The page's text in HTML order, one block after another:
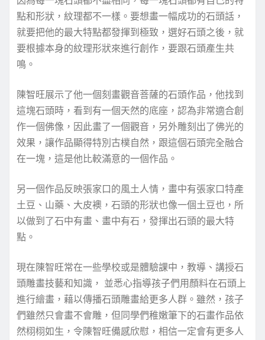
點和形狀，紋理都不一樣。要想畫一幅成功的石頭話，
就要把他的最大特點都發揮到極致，選好石頭之後，就
要根據本身的紋理形狀來進行創作，要跟石頭產生共
鳴。
陳智旺展示了他一個刻畫觀音菩薩的石頭作品，他找到
這塊石頭時，看到有一個天然的底座，認為非常適合創
作一個佛像，因此畫了一個觀音，另外雕刻出了佛光的
效果，讓作品顯得特別古樸自然，跟這個石頭完全融合
在一塊，這是他比較滿意的一個作品。
另一個作品反映張家口的風土人情，畫中有張家口特產
土豆、山藥、大皮襖，石頭的形狀也像一個土豆也，所
以做到了石中有畫、畫中有石，發揮出石頭的最大特
點。
現在陳智旺常在一些學校或是體驗課中，教導、講授石
頭雕畫技藝和知識， 並悉心指導孩子們用顏料在石頭上
進行繪畫，藉以傳播石頭雕畫給更多人群。雖然，孩子
們雖然只會畫不會雕，但同學們稚嫩筆下的石畫作品依
然栩栩如生，令陳智旺備感欣慰，相信一定會有更多人